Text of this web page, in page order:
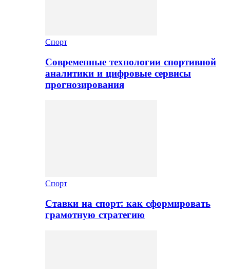
Спорт
Современные технологии спортивной
аналитики и цифровые сервисы
прогнозирования
Спорт
Ставки на спорт: как сформировать
грамотную стратегию